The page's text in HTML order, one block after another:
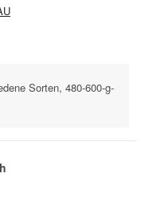
Sorten, 480-600-g-